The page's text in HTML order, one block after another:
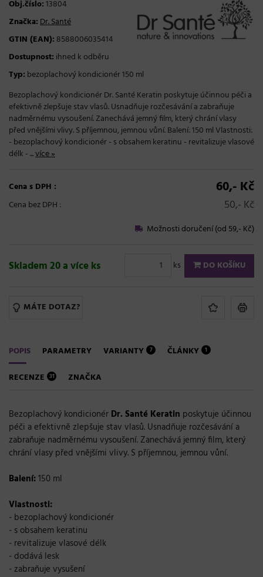
Obj.číslo:13804
Značka:Dr. Santé
GTIN (EAN): 8588006035414
Dostupnost: ihned k odběru
Typ: bezoplachový kondicionér 150 ml
Bezoplachový kondicionér Dr. Santé Keratin poskytuje účinnou péči a
efektivně zlepšuje stav vlasů. Usnadňuje rozčesávání a zabraňuje
nadměrnému vysoušení. Zanechává jemný film, který chrání vlasy
před vnějšími vlivy. S příjemnou, jemnou vůní. Balení: 150 ml Vlastnosti:
- bezoplachový kondicionér - s obsahem keratinu - revitalizuje vlasové
délk - ...více »
Cena s DPH : 60,- Kč
Cena bez DPH : 50,- Kč
Možnosti doručení (od 59,- Kč)
Skladem 20 a více ks ks DO KOŠÍKU
MÁTE DOTAZ?
POPIS PARAMETRY VARIANTY 7 ČLÁNKY 1
RECENZE 31 ZNAČKA
Bezoplachový kondicionér Dr. Santé Keratin poskytuje účinnou
péči a efektivně zlepšuje stav vlasů. Usnadňuje rozčesávání a
zabraňuje nadměrnému vysoušení. Zanechává jemný film, který
chrání vlasy před vnějšími vlivy. S příjemnou, jemnou vůní.
Balení:150 ml
Vlastnosti:
- bezoplachový kondicionér
- s obsahem keratinu
- revitalizuje vlasové délk
- dodává lesk
- zabraňuje vysušení